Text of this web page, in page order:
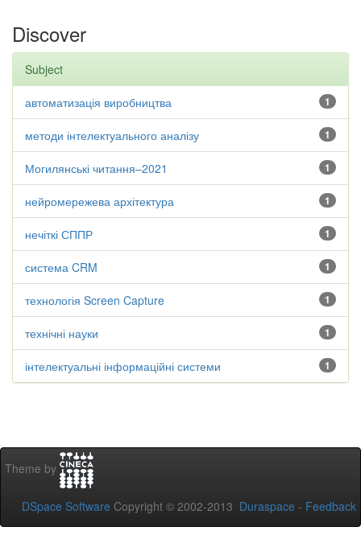
Discover
Subject
1
автоматизація виробництва
1
методи інтелектуального аналізу
1
Могилянські читання–2021
1
нейромережева архітектура
1
нечіткі СППР
1
система CRM
1
технологія Screen Capture
1
технічні науки
1
інтелектуальні інформаційні системи
Theme by
DSpace Software Copyright © 2002-2013 Duraspace - Feedback